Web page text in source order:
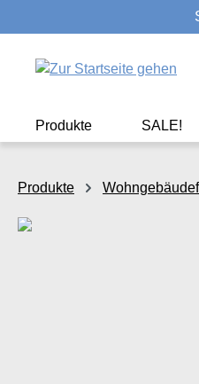
Zur Hauptnavigation
Produkte SALE!
Produkte